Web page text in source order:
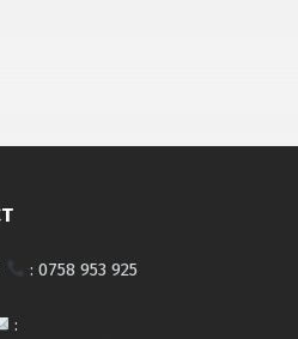
: 0758 953 925
: